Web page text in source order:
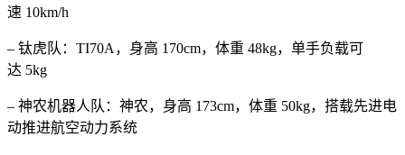
速 10km/h
– 钛虎队：TI70A，身高 170cm，体重 48kg，单手负载可
达 5kg
– 神农机器人队：神农，身高 173cm，体重 50kg，搭载先进电
动推进航空动力系统